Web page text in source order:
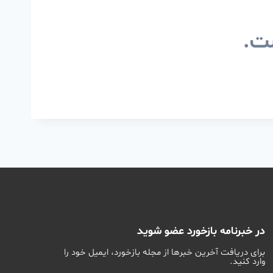
در خبرنامه بازخورد عضو شوید
برای دریافت آخرین خبرها از مجله بازخورد، ایمیل خود را
وارد کنید.